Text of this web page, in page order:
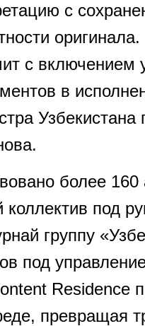
с
с включением
в
более
под
группу
под
Residence
превращая